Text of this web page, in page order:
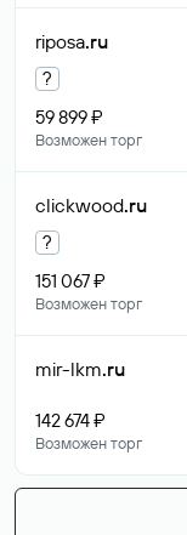
riposa.ru
?
59 899 ₽
Возможен торг
clickwood.ru
?
151 067 ₽
Возможен торг
mir-lkm.ru
142 674 ₽
Возможен торг